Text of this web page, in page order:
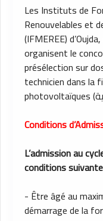
Les Instituts de
Renouvelables et
(IFMEREE)
organisent le
présélection sur
technicien dans la
Conditions
L’admission au
conditions
- Être âgé au
démarrage de la